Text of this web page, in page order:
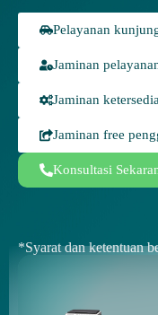
Pelayanan
Jaminan
Jaminan
Jaminan free
Konsultasi
*Syarat dan ketentuan